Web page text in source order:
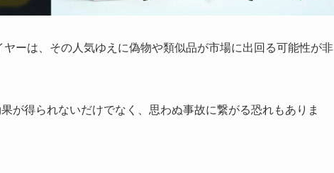
ーは、その人気ゆえに偽物や類似品が市場に出回る可能性が非
が得られないだけでなく、思わぬ事故に繋がる恐れもありま